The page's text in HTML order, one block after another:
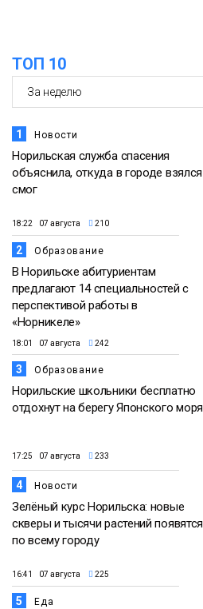
ТОП 10
1 Новости
Норильская служба спасения
объяснила, откуда в городе взялся
смог
18:22 07 августа 210
2 Образование
В Норильске абитуриентам
предлагают 14 специальностей с
перспективой работы в
«Норникеле»
18:01 07 августа 242
3 Образование
Норильские школьники бесплатно
отдохнут на берегу Японского моря
17:25 07 августа 233
4 Новости
Зелёный курс Норильска: новые
скверы и тысячи растений появятся
по всему городу
16:41 07 августа 225
5 Еда